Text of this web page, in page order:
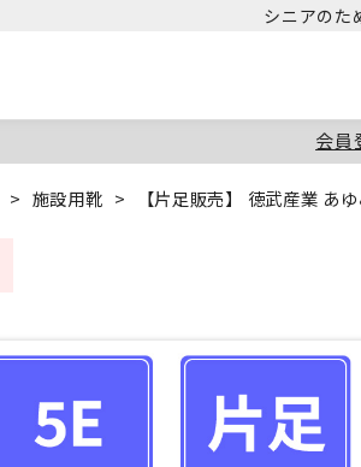
シニアのた
会員
> 施設用靴 > 【片足販売】 徳武産業 あ